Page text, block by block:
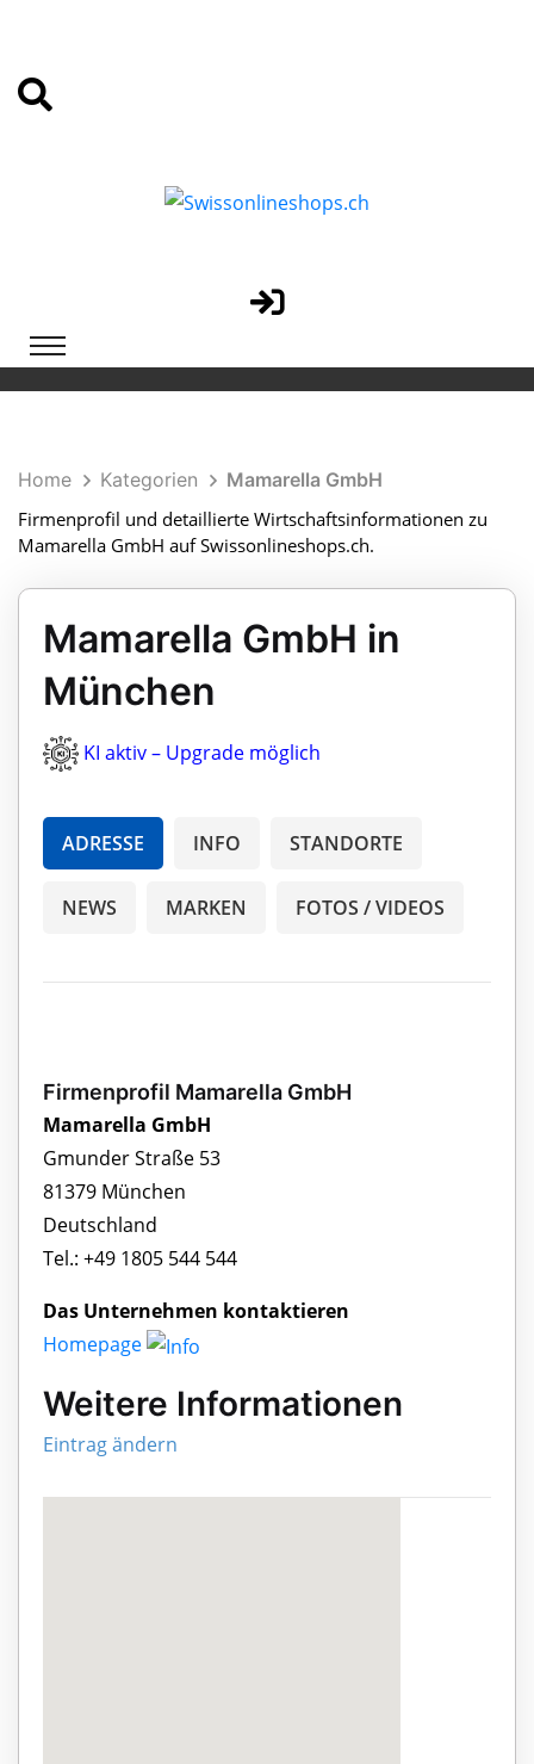
Home Kategorien
Mamarella GmbH
Firmenprofil und detaillierte Wirtschaftsinformationen zu
Mamarella GmbH auf Swissonlineshops.ch.
Mamarella GmbH in
München
KI aktiv – Upgrade möglich
ADRESSE INFO STANDORTE
NEWS MARKEN FOTOS / VIDEOS
Firmenprofil Mamarella GmbH
Mamarella GmbH
Gmunder Straße 53
81379 München
Deutschland
Tel.: +49 1805 544 544
Das Unternehmen kontaktieren
Homepage
Weitere Informationen
Eintrag ändern